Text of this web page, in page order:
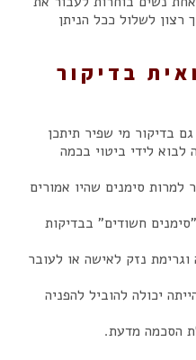
רצון לשלול ככל הניתן
בדיקור
בדיקור מי שפיר תיתכן
לבוא לידי ביטוי בכמה
למרות סימנים שהיו אמורים
חשודים" בבדיקות
נזק לאישה או לעובר
יכולה להוביל להפניה
הסכמה מדעת.